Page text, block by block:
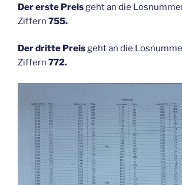
Der erste Preisgeht an die
Ziffern 755.
Der dritte Preisgeht an die
Ziffern 772.